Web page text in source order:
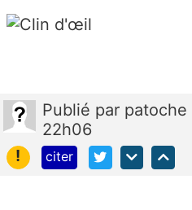
Publié par patoche
22h06
!
citer